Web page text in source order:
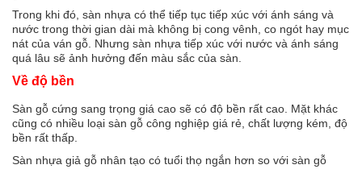
Trong khi đó, sàn nhựa có thể tiếp tục tiếp xúc với ánh sáng và
nước trong thời gian dài mà không bị cong vênh, co ngót hay mục
nát của ván gỗ. Nhưng sàn nhựa tiếp xúc với nước và ánh sáng
quá lâu sẽ ảnh hưởng đến màu sắc của sàn.
Về độ bền
Sàn gỗ cứng sang trọng giá cao sẽ có độ bền rất cao. Mặt khác
cũng có nhiều loại sàn gỗ công nghiệp giá rẻ, chất lượng kém, độ
bền rất thấp.
Sàn nhựa giả gỗ nhân tạo có tuổi thọ ngắn hơn so với sàn gỗ